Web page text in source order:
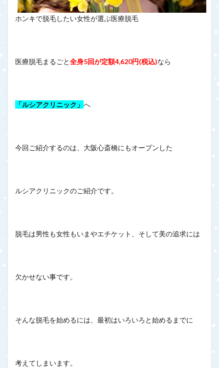
ホンキで脱毛したい女性が選ぶ医療脱毛
医療脱毛まるごと全身5回が定額4,620円(税込)なら
「ルシアクリニック」 へ
今回ご紹介するのは、大阪心斎橋にもオープンした
ルシアクリニックのご紹介です。
脱毛は男性も女性もいまやエチケット、そして美の追求には
欠かせない事です。
そんな脱毛を始めるには、最初はいろいろと始めるまでに
考えてしまいます。